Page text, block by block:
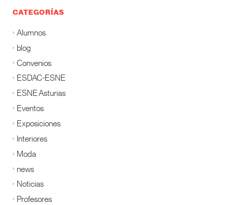
CATEGORÍAS
Alumnos
blog
Convenios
ESDAC-ESNE
ESNE Asturias
Eventos
Exposiciones
Interiores
Moda
news
Noticias
Profesores